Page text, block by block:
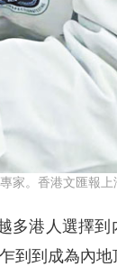
家。香港文匯報上
多港人選擇
到到成為內地